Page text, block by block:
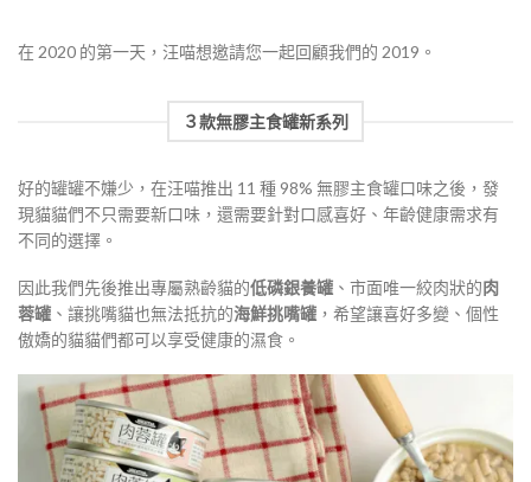
在 2020 的第一天，汪喵想邀請您一起回顧我們的 2019。
３款無膠主食罐新系列
好的罐罐不嫌少，在汪喵推出 11 種 98% 無膠主食罐口味之後，發
現貓貓們不只需要新口味，還需要針對口感喜好、年齡健康需求有
不同的選擇。
因此我們先後推出專屬熟齡貓的低磷銀養罐 、市面唯一絞肉狀的肉
蓉罐 、讓挑嘴貓也無法抵抗的海鮮挑嘴罐 ，希望讓喜好多變、個性
傲嬌的貓貓們都可以享受健康的濕食。